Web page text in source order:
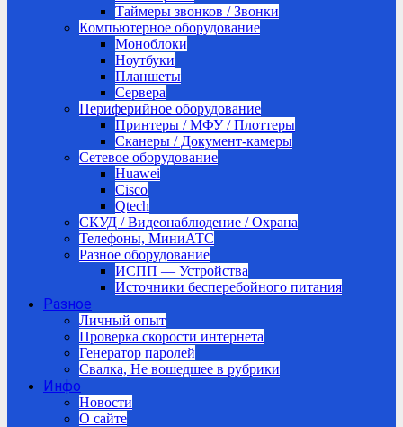
Таймеры звонков / Звонки
Компьютерное оборудование
Моноблоки
Ноутбуки
Планшеты
Сервера
Периферийное оборудование
Принтеры / МФУ / Плоттеры
Сканеры / Документ-камеры
Сетевое оборудование
Huawei
Cisco
Qtech
СКУД / Видеонаблюдение / Охрана
Телефоны, МиниАТС
Разное оборудование
ИСПП — Устройства
Источники бесперебойного питания
Разное
Личный опыт
Проверка скорости интернета
Генератор паролей
Свалка, Не вошедшее в рубрики
Инфо
Новости
О сайте